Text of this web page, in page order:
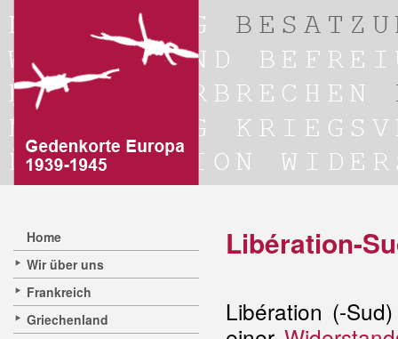
Home
Wir über uns
Frankreich
Griechenland
Libération-
Libération (-